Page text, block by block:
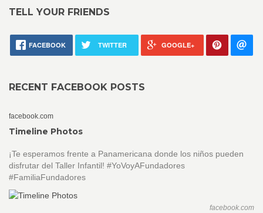
TELL YOUR FRIENDS
FACEBOOK TWITTER GOOGLE+
RECENT FACEBOOK POSTS
facebook.com
Timeline Photos
¡Te esperamos frente a Panamericana donde los niños pueden
disfrutar del Taller Infantil! #YoVoyAFundadores
#FamiliaFundadores
facebook.com